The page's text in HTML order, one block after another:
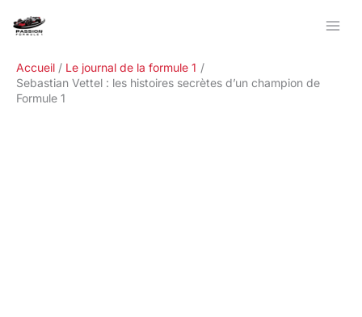
Accueil
Le journal de la formule 1
Sebastian Vettel : les histoires secrètes d’un champion de
Formule 1